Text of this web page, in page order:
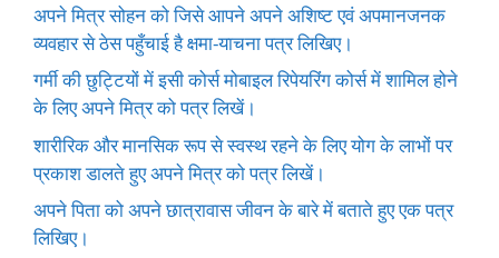
अपने मित्र सोहन को जिसे आपने अपने अशिष्ट एवं अपमानजनक
व्यवहार से ठेस पहुँचाई है क्षमा-याचना पत्र लिखिए।
गर्मी की छुट्टियों में इसी कोर्स मोबाइल रिपेयरिंग कोर्स में शामिल होने
के लिए अपने मित्र को पत्र लिखें।
शारीरिक और मानसिक रूप से स्वस्थ रहने के लिए योग के लाभों पर
प्रकाश डालते हुए अपने मित्र को पत्र लिखें।
अपने पिता को अपने छात्रावास जीवन के बारे में बताते हुए एक पत्र
लिखिए।